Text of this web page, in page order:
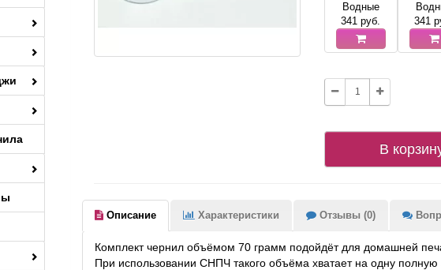
Водные
341 руб.
341
В
Описание Характеристики Отзывы (0)
Комплект чернил объёмом 70 грамм подойдёт для домашней
При использовании СНПЧ такого объёма хватает на одну полную